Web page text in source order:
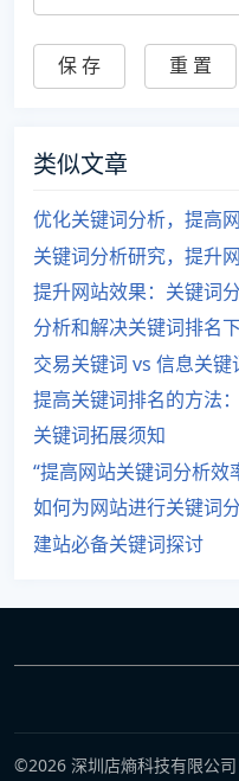
类似文章
优化关键词分析，提高网
关键词分析研究，提升
提升网站效果：关键词
分析和解决关键词排名
交易关键词 vs 信息关
提高关键词排名的方法
关键词拓展须知
“提高网站关键词分析效
如何为网站进行关键词
建站必备关键词探讨
©2026 深圳店熵科技有限公